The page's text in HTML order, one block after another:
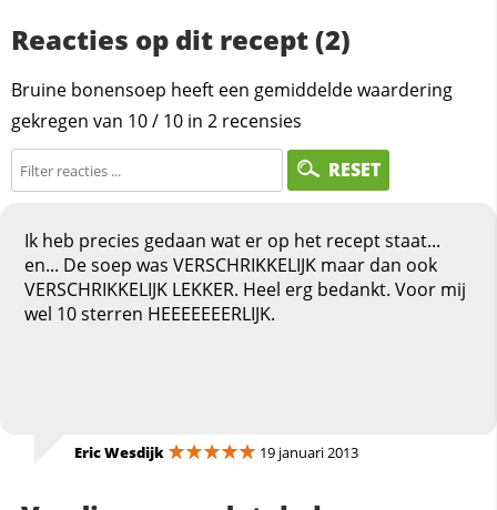
Reacties op dit recept (2)
Bruine bonensoep heeft een gemiddelde waardering
gekregen van 10/ 10 in 2 recensies
RESET
Ik heb precies gedaan wat er op het recept staat...
en... De soep was VERSCHRIKKELIJK maar dan ook
VERSCHRIKKELIJK LEKKER. Heel erg bedankt. Voor mij
wel 10 sterren HEEEEEEERLIJK.
Eric Wesdijk 19 januari 2013